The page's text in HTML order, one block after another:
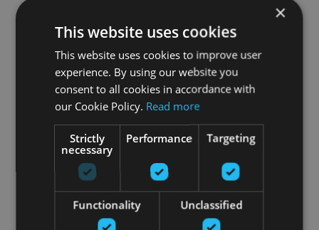
×
This website uses cookies
This website uses cookies to improve user
experience. By using our website you
consent to all cookies in accordance with
our Cookie Policy. Read more
Strictly
necessary
Performance Targeting
Functionality Unclassified